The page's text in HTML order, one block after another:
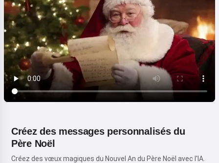
Créez des messages personnalisés du
Père Noël
Créez des vœux magiques du Nouvel An du Père Noël avec l'IA.